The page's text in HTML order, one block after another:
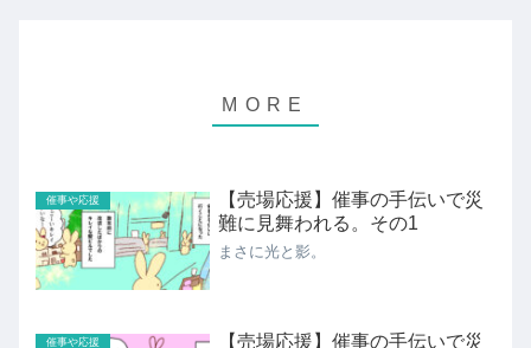
催事や応援
【売場応援】催事の手伝いで災
難に見舞われる。その1
まさに光と影。
催事や応援
【売場応援】催事の手伝いで災